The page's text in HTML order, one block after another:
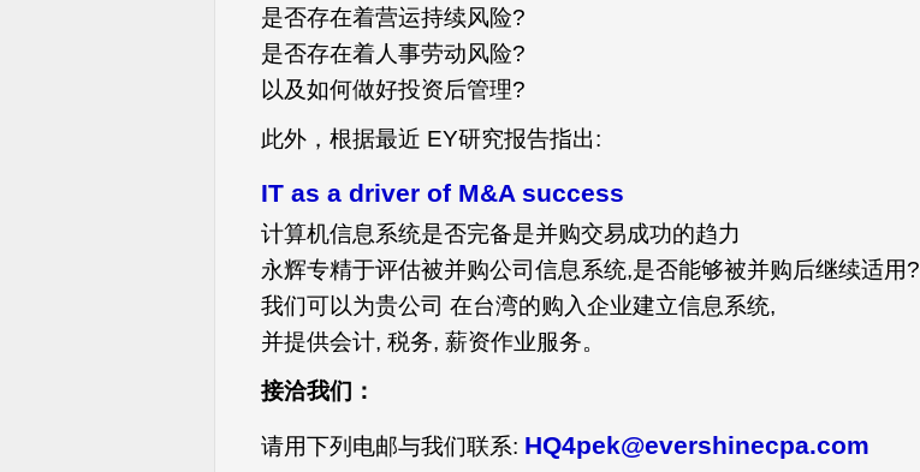
是否存在着营运持续风险?
是否存在着人事劳动风险?
以及如何做好投资后管理?
此外，根据最近 EY研究报告指出:
IT as a driver of M&A success
计算机信息系统是否完备是并购交易成功的趋力
永辉专精于评估被并购公司信息系统,是否能够被并购后继续适用?
我们可以为贵公司 在台湾的购入企业建立信息系统,
并提供会计, 税务, 薪资作业服务。
接洽我们：
请用下列电邮与我们联系: HQ4pek@evershinecpa.com